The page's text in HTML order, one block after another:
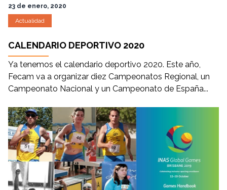
23 de enero, 2020
Actualidad
CALENDARIO DEPORTIVO 2020
Ya tenemos el calendario deportivo 2020. Este año,
Fecam va a organizar diez Campeonatos Regional, un
Campeonato Nacional y un Campeonato de España...